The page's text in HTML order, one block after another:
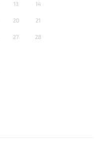
13 14
20 21
27 28